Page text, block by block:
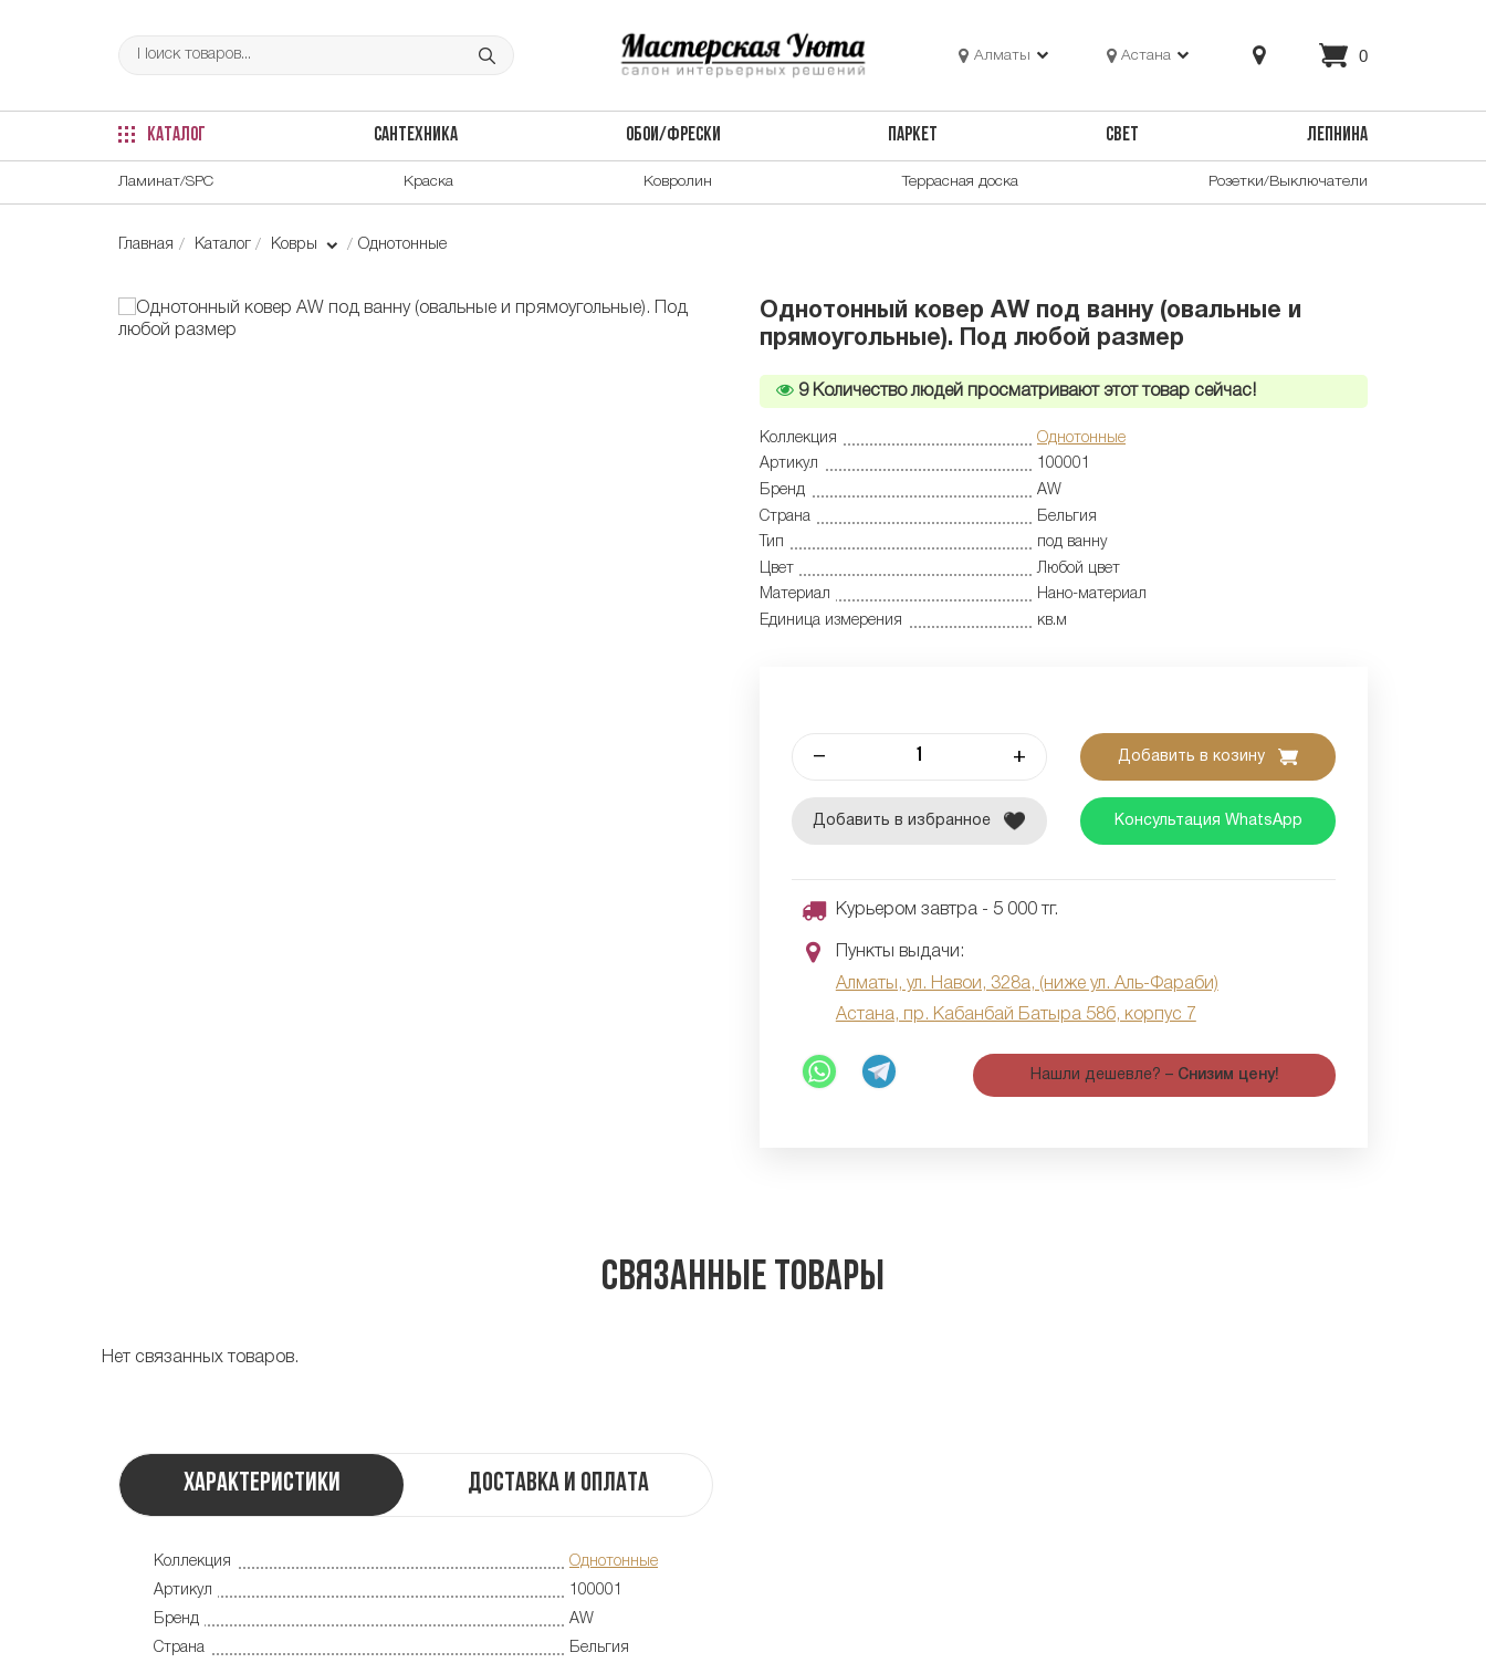
Алматы Астана 0
КАТАЛОГ САНТЕХНИКА ОБОИ/ФРЕСКИ ПАРКЕТ СВЕТ ЛЕПНИНА
Ламинат/SPC Краска Ковролин Террасная доска Розетки/Выключатели
Главная Каталог Ковры Однотонные
Однотонный ковер AW под ванну (овальные и
прямоугольные). Под любой размер
9Количество людей просматривают этот товар сейчас!
Коллекция
Однотонные
Артикул
100001
Бренд
AW
Страна
Бельгия
Тип
под ванну
Цвет
Любой цвет
Материал
Нано-материал
Единица измерения
кв.м
– + Добавить в козину
Добавить в избранное Консультация WhatsApp
Курьером завтра - 5 000 тг.
Пункты выдачи:
Алматы, ул. Навои, 328а, (ниже ул. Аль-Фараби)
Астана, пр. Кабанбай Батыра 58б, корпус 7
Нашли дешевле? – Снизим цену!
Связанные товары
Нет связанных товаров.
Характеристики Доставка и оплата
Коллекция
Однотонные
Артикул
100001
Бренд
AW
Страна
Бельгия